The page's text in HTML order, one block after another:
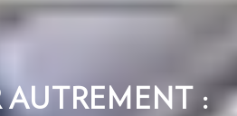
AUTREMENT :